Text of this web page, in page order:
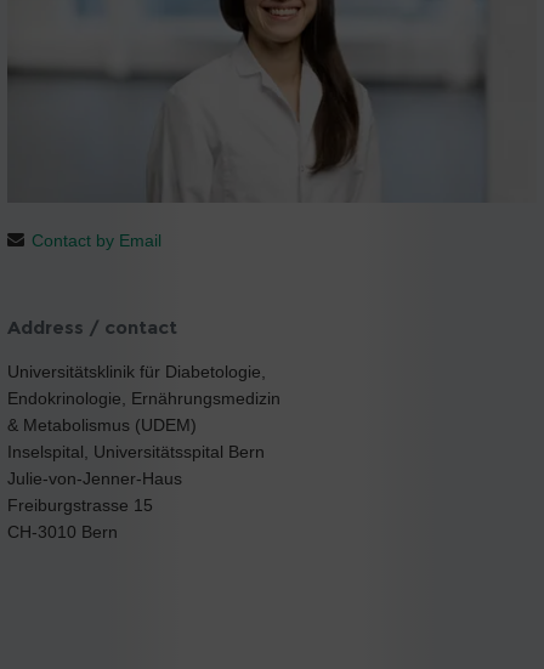
Contact by Email
Address / contact
Universitätsklinik für Diabetologie,
Endokrinologie, Ernährungsmedizin
& Metabolismus (UDEM)
Inselspital, Universitätsspital Bern
Julie-von-Jenner-Haus
Freiburgstrasse 15
CH-3010 Bern